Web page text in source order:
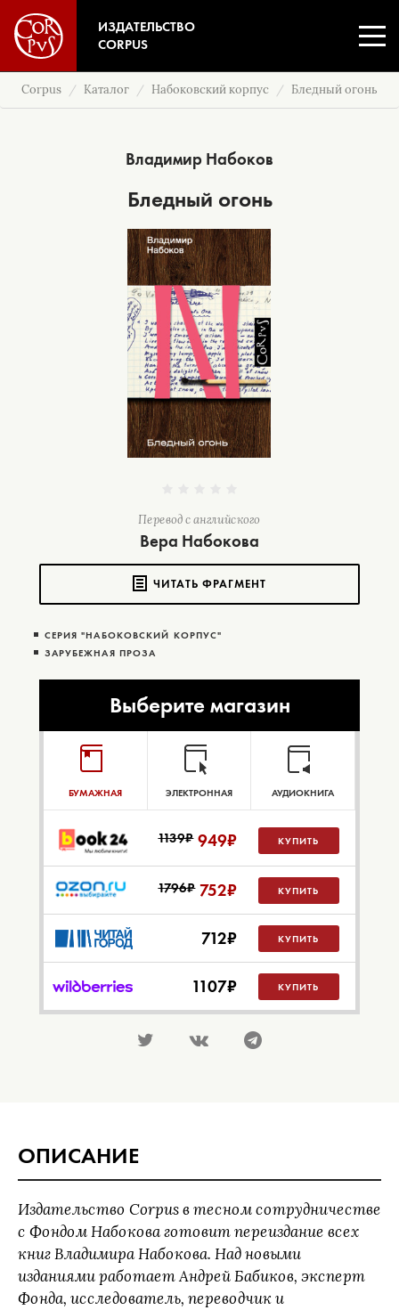
ИЗДАТЕЛЬСТВО
CORPUS
Corpus Каталог Набоковский корпус Бледный огонь
Владимир Набоков
Бледный огонь
Перевод с английского
Вера Набокова
ЧИТАТЬ ФРАГМЕНТ
СЕРИЯ "НАБОКОВСКИЙ КОРПУС"
ЗАРУБЕЖНАЯ ПРОЗА
Выберите магазин
БУМАЖНАЯ ЭЛЕКТРОННАЯ АУДИОКНИГА
1139₽ 949₽ КУПИТЬ
1796₽ 752₽ КУПИТЬ
712₽ КУПИТЬ
1107₽ КУПИТЬ
ОПИСАНИЕ
Издательство Corpus в тесном сотрудничестве
с Фондом Набокова готовит переиздание всех
книг Владимира Набокова. Над новыми
изданиями работает Андрей Бабиков, эксперт
Фонда, исследователь, переводчик и